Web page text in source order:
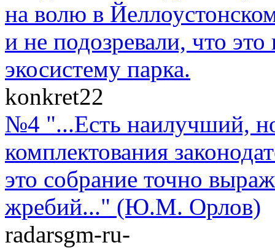
на волю в
и не подозревали, что
экосистему парка.
konkret22
№4 "...Есть наилучший,
комплектования
это собрание точно
жребий..." (Ю.М. Орлов)
radarsgm-ru-